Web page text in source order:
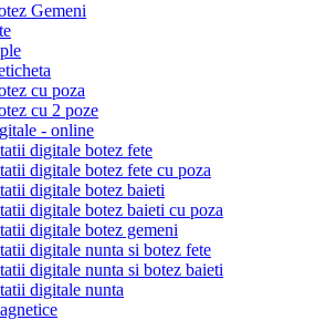
Gemeni
cu poza
cu 2 poze
- online
digitale botez fete
digitale botez fete cu poza
digitale botez baieti
digitale botez baieti cu poza
digitale botez gemeni
digitale nunta si botez fete
digitale nunta si botez baieti
digitale nunta